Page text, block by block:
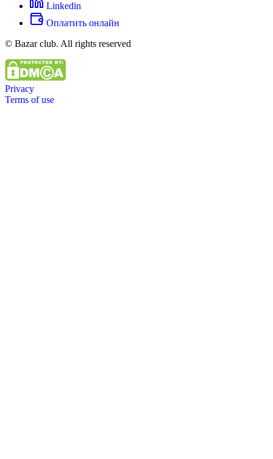
Linkedin
Оплатить онлайн
© Bazar club. All rights reserved
Privacy
Terms of use